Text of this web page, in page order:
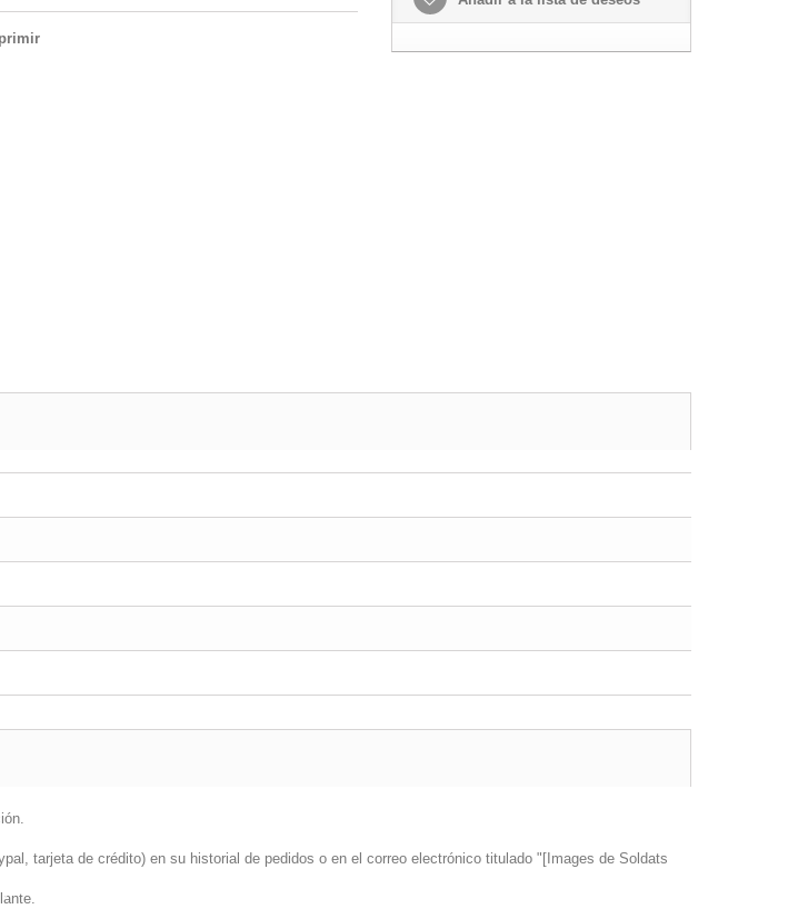
tarjeta de crédito) en su historial de pedidos o en el correo electrónico titulado "[Images de Soldats
de terceros para mejorar nuestros servicios y
preferencias mediante el análisis de sus